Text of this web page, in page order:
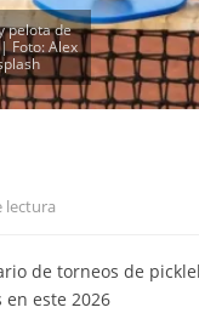
pelota de
Foto: Alex
lectura
de torneos de
en este 2026